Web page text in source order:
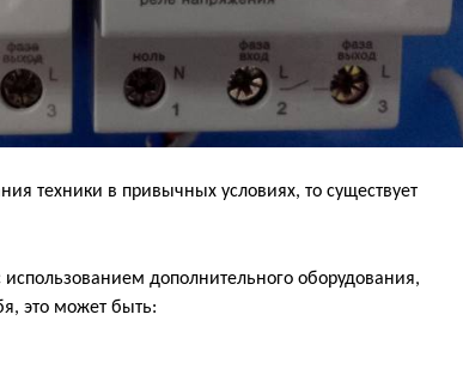
техники в привычных условиях, то существует
дополнительного оборудования,
это может быть: